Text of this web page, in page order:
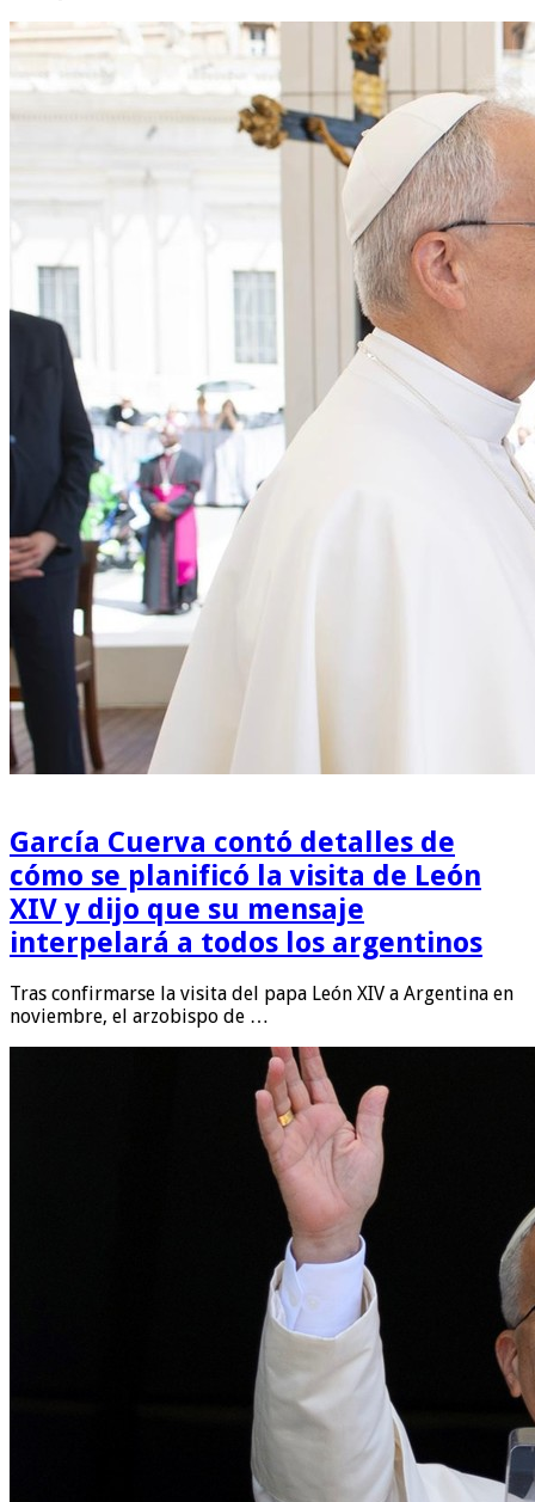
García Cuerva contó detalles de
cómo se planificó la visita de León
XIV y dijo que su mensaje
interpelará a todos los argentinos
Tras confirmarse la visita del papa León XIV a Argentina en
noviembre, el arzobispo de …